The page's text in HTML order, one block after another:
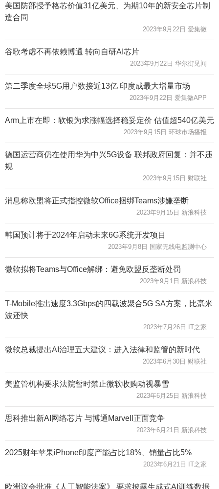
美国防部授予格芯价值31亿美元、为期10年的新安全芯片制
造合同
2023年9月22日 爱集微
谷歌考虑不再依赖博通 转向自研AI芯片
2023年9月22日 华尔街见闻
第二季度全球5G用户数接近13亿 印度成最大增量市场
2023年9月22日 爱集微APP
Arm上市在即：软银为求涨幅选择稳妥定价 估值超540亿美元
2023年9月15日 环球市场播报
德国运营商仍在使用华为中兴5G设备 联邦政府回复：并不违
规
2023年9月15日 财联社
消息称欧盟将正式指控微软Office捆绑Teams涉嫌垄断
2023年9月15日 新浪科技
韩国预计将于2024年启动未来6G系统开发项目
2023年9月8日 国家无线电监测中心
微软拟将Teams与Office解绑：避免欧盟反垄断处罚
2023年9月1日 新浪科技
T-Mobile推出速度3.3Gbps的四载波聚合5G SA方案，比毫米
波还快
2023年7月26日 IT之家
微软总裁提出AI治理五大建议：进入法律和监管的新时代
2023年6月30日 财联社
美监管机构要求法院暂时禁止微软收购动视暴雪
2023年6月25日 新浪科技
思科推出新AI网络芯片 与博通Marvell正面竞争
2023年6月21日 新浪科技
2025财年苹果iPhone印度产能占比18%、销量占比5%
2023年6月21日 IT之家
欧洲议会批准《人工智能法案》 要求披露生成式AI训练数据